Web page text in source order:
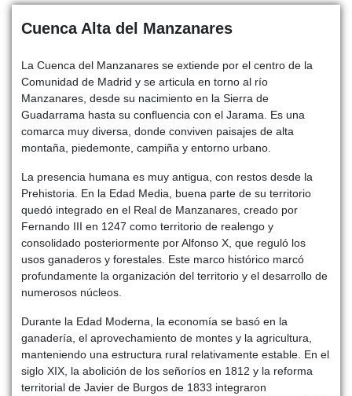
Cuenca Alta del Manzanares
La Cuenca del Manzanares se extiende por el centro de la
Comunidad de Madrid y se articula en torno al río
Manzanares, desde su nacimiento en la Sierra de
Guadarrama hasta su confluencia con el Jarama. Es una
comarca muy diversa, donde conviven paisajes de alta
montaña, piedemonte, campiña y entorno urbano.
La presencia humana es muy antigua, con restos desde la
Prehistoria. En la Edad Media, buena parte de su territorio
quedó integrado en el Real de Manzanares, creado por
Fernando III en 1247 como territorio de realengo y
consolidado posteriormente por Alfonso X, que reguló los
usos ganaderos y forestales. Este marco histórico marcó
profundamente la organización del territorio y el desarrollo de
numerosos núcleos.
Durante la Edad Moderna, la economía se basó en la
ganadería, el aprovechamiento de montes y la agricultura,
manteniendo una estructura rural relativamente estable. En el
siglo XIX, la abolición de los señoríos en 1812 y la reforma
territorial de Javier de Burgos de 1833 integraron